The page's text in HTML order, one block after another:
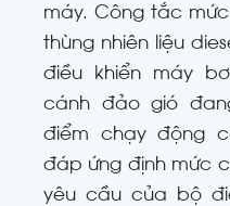
máy. Công tắc
thùng nhiên liệu
điều khiển máy
cánh đảo gió
điểm chạy động
đáp ứng định mức
yêu cầu của bộ